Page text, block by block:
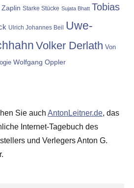
Zaplin Starke Stücke Sujata Bhatt Tobias
Ulrich Johannes Beil
Uwe-
Volker Derlath Von
Wolfgang Oppler
Sie auch AntonLeitner.de, das
Internet-Tagebuch des
und Verlegers Anton G.